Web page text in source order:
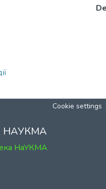
Cookie settings
НАУКМА
НаУКМА